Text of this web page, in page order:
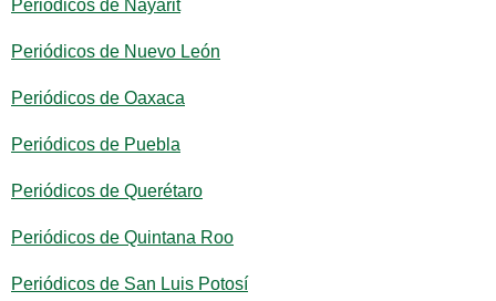
Periódicos de Nayarit
Periódicos de Nuevo León
Periódicos de Oaxaca
Periódicos de Puebla
Periódicos de Querétaro
Periódicos de Quintana Roo
Periódicos de San Luis Potosí